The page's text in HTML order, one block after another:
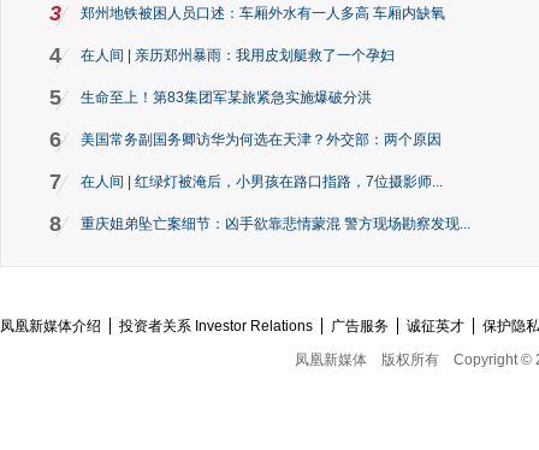
3 郑州地铁被困人员口述：车厢外水有一人多高 车厢内缺氧
4 在人间 | 亲历郑州暴雨：我用皮划艇救了一个孕妇
5 生命至上！第83集团军某旅紧急实施爆破分洪
6 美国常务副国务卿访华为何选在天津？外交部：两个原因
7 在人间 | 红绿灯被淹后，小男孩在路口指路，7位摄影师...
8 重庆姐弟坠亡案细节：凶手欲靠悲情蒙混 警方现场勘察发现...
凤凰新媒体介绍 投资者关系 Investor Relations 广告服务 诚征英才
保护隐
凤凰新媒体
版权所有 Copyright ©